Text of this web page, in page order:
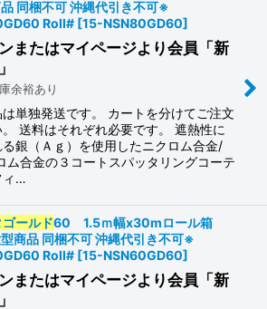
同梱不可 沖縄代引き不可※
Roll# [15-NSN80GD60]
またはマイページより会員「新
余裕あり
は単独発送です。 カートを分けてご注文
。 送料はそれぞれ必要です。 遮熱性に
銀（Ａｇ）を使用したニクロム合金/
ム合金の３コートスパッタリングコーテ
ィ…
ールド60 1.5ｍ幅x30mロール箱
商品 同梱不可 沖縄代引き不可※
Roll# [15-NSN60GD60]
またはマイページより会員「新